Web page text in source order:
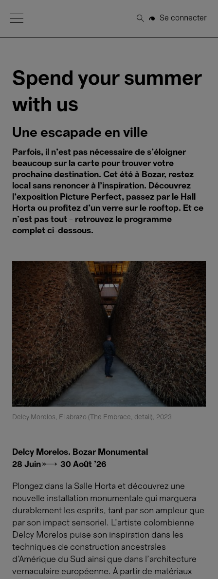
Open Menu
Rechercher
Se connecter
Spend your summer
with us
Une escapade en ville
Parfois, il n’est pas nécessaire de s’éloigner
beaucoup sur la carte pour trouver votre
prochaine destination. Cet été à Bozar, restez
local sans renoncer à l’inspiration. Découvrez
l’exposition Picture Perfect, passez par le Hall
Horta ou profitez d’un verre sur le rooftop. Et ce
n’est pas tout - retrouvez le programme
complet ci-dessous.
Delcy Morelos, El abrazo (The Embrace, detail), 2023
Delcy Morelos. Bozar Monumental
28 Juin→ 30 Août '26
Plongez dans la Salle Horta et découvrez une
nouvelle installation monumentale qui marquera
durablement les esprits, tant par son ampleur que
par son impact sensoriel. L’artiste colombienne
Delcy Morelos puise son inspiration dans les
techniques de construction ancestrales
d’Amérique du Sud ainsi que dans l’architecture
vernaculaire européenne. À partir de matériaux